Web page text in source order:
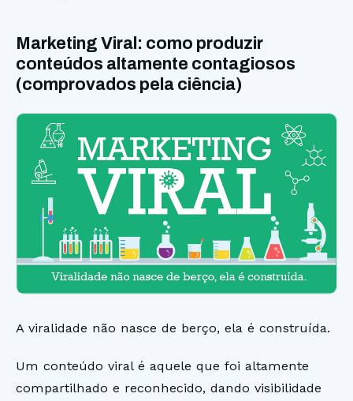
Marketing Viral: como produzir
conteúdos altamente contagiosos
(comprovados pela ciência)
A viralidade não nasce de berço, ela é construída.
Um conteúdo viral é aquele que foi altamente
compartilhado e reconhecido, dando visibilidade